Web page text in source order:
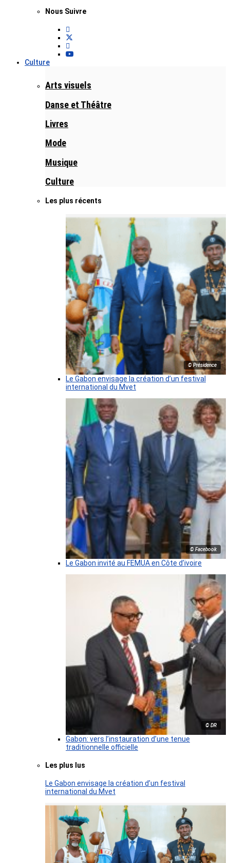
Nous Suivre
Culture
Arts visuels
Danse et Théâtre
Livres
Mode
Musique
Culture
Les plus récents
© Présidence
Le Gabon envisage la création d’un festival
international du Mvet
© Facebook
Le Gabon invité au FEMUA en Côte d’ivoire
© DR
Gabon: vers l’instauration d’une tenue
traditionnelle officielle
Les plus lus
Le Gabon envisage la création d’un festival
international du Mvet